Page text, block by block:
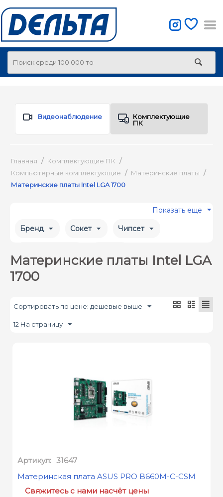
Видеонаблюдение
Комплектующие
ПК
Главная / Комплектующие ПК /
Компьютерные комплектующие / Материнские платы /
Материнские платы Intel LGA 1700
Показать еще
Бренд Сокет Чипсет
Материнские платы Intel LGA
1700
Сортировать по цене: дешевые выше
12 На страницу
Артикул: 31647
Материнская плата ASUS PRO B660M-C-CSM
Свяжитесь с нами насчёт цены